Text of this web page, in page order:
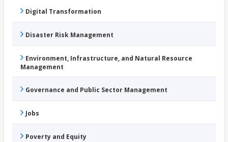
Digital Transformation
Disaster Risk Management
Environment, Infrastructure, and Natural Resource
Management
Governance and Public Sector Management
Jobs
Poverty and Equity